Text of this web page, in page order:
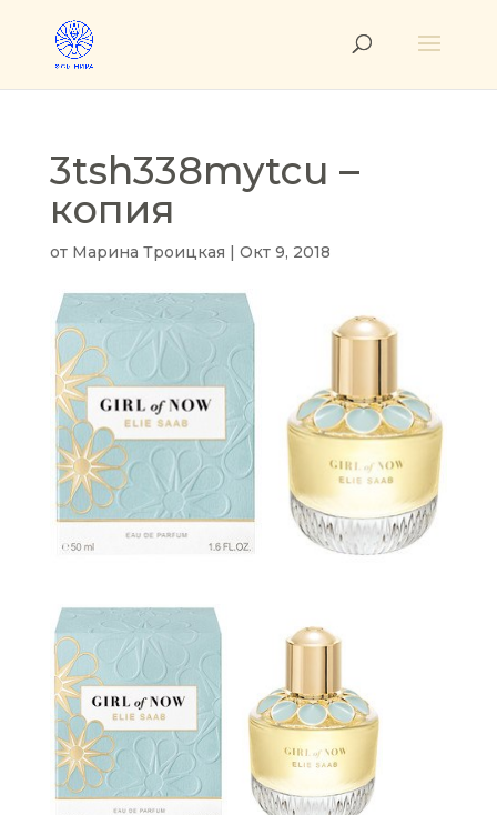
3tsh338mytcu –
копия
от Марина Троицкая | Окт 9, 2018